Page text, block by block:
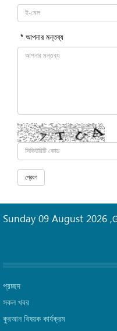
* আপনার মন্তব্য
Sunday 09 August 2026 ,
প্রচ্ছদ
সকল খবর
কুরআন বিষয়ক কার্যক্রম